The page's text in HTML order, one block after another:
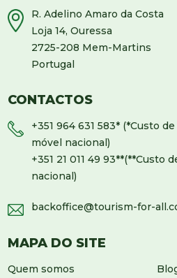
R. Adelino Amaro da Costa
Loja 14, Ouressa
2725-208 Mem-Martins
Portugal
CONTACTOS
+351 964 631 583* (*Custo
móvel nacional)
+351 21 011 49 93**(**Custo
nacional)
backoffice@tourism-for-
MAPA DO SITE
Quem somos